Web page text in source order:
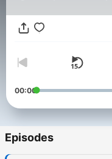
sprawach jak i tych, które
sylwetki przestępców,
kontrowersyjne wyroki sądowe. Słuchaj na
00:00
Episodes